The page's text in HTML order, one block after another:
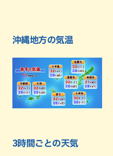
沖縄地方の気温
3時間ごとの天気